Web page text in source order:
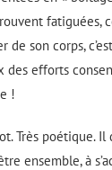
fatiguées,
son corps,
des efforts
!
Très poétique.
ensemble, à